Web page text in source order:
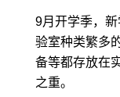
9月开学季，
验室种类繁多
备等都存放在
之重。